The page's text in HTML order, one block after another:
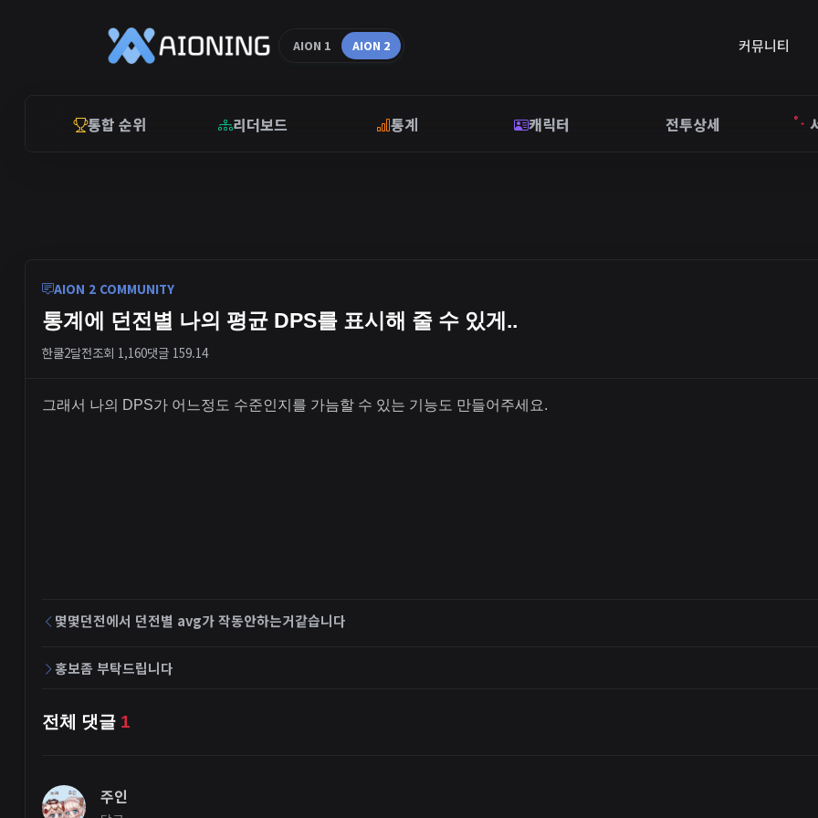
AION 1 AION 2 커뮤니티
통합 순위 리더보드 통계 캐릭터 전투상세
AION 2 COMMUNITY
통계에 던전별 나의 평균 DPS를 표시해 줄 수 있게..
한쿨2달전조회 1,160댓글 159.14
그래서 나의 DPS가 어느정도 수준인지를 가늠할 수 있는 기능도 만들어주세요.
몇몇던전에서 던전별 avg가 작동안하는거같습니다
홍보좀 부탁드립니다
전체 댓글 1
주인